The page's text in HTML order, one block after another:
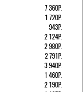
7 360Р.
1 720Р.
943Р.
2 124Р.
2 980Р.
2 791Р.
3 940Р.
1 460Р.
2 190Р.